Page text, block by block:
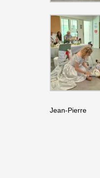
Jean-Pierre